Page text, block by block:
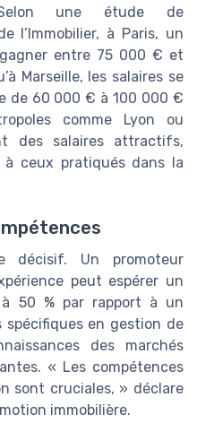
Selon une étude de
l’Immobilier, à Paris, un
entre 75 000 € et
Marseille, les salaires se
de 60 000 € à 100 000 €
comme Lyon ou
des salaires attractifs,
ceux pratiqués dans la
décisif. Un promoteur
peut espérer un
50 % par rapport à un
en gestion de
des marchés
« Les compétences
sont cruciales, » déclare
immobilière.